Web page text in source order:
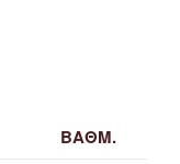
ΒΑΘΜ.